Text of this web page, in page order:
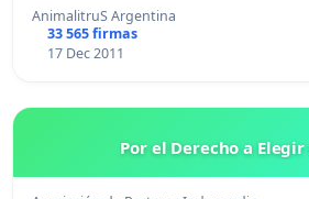
AnimalitruS Argentina
33 565 firmas
17 Dec 2011
Por el Derecho a